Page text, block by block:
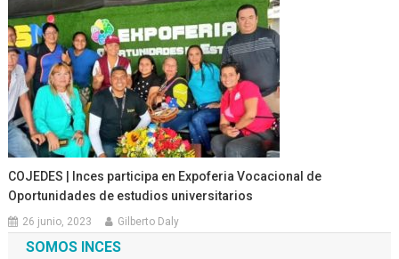
COJEDES | Inces participa en Expoferia Vocacional de
Oportunidades de estudios universitarios
26 junio, 2023 Gilberto Daly
SOMOS INCES